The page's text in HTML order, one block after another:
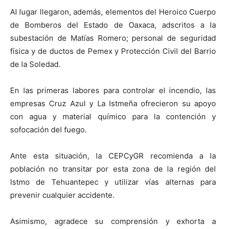
Al lugar llegaron, además, elementos del Heroico Cuerpo
de Bomberos del Estado de Oaxaca, adscritos a la
subestación de Matías Romero; personal de seguridad
física y de ductos de Pemex y Protección Civil del Barrio
de la Soledad.
En las primeras labores para controlar el incendio, las
empresas Cruz Azul y La Istmeña ofrecieron su apoyo
con agua y material químico para la contención y
sofocación del fuego.
Ante esta situación, la CEPCyGR recomienda a la
población no transitar por esta zona de la región del
Istmo de Tehuantepec y utilizar vías alternas para
prevenir cualquier accidente.
Asimismo, agradece su comprensión y exhorta a